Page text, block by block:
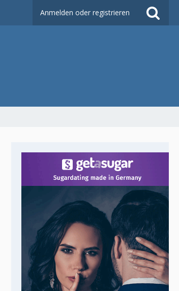
Anmelden oder registrieren